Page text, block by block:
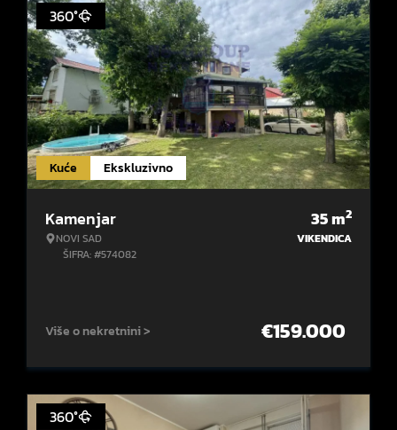
Kuće Ekskluzivno
360°
Kamenjar
NOVI SAD
ŠIFRA: #574082
35m2
VIKENDICA
Više o nekretnini > €159.000
360°